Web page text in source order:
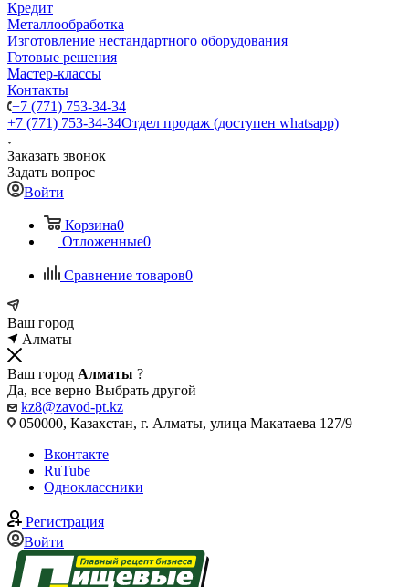
Кредит
Металлообработка
Изготовление нестандартного оборудования
Готовые решения
Мастер-классы
Контакты
+7 (771) 753-34-34
+7 (771) 753-34-34Отдел продаж (доступен whatsapp)
Заказать звонок
Задать вопрос
Войти
Корзина0
Отложенные0
Сравнение товаров0
Ваш город
Алматы
Ваш город Алматы ?
Да, все верно Выбрать другой
kz8@zavod-pt.kz
050000, Казахстан, г. Алматы, улица Макатаева 127/9
Вконтакте
RuTube
Одноклассники
Регистрация
Войти